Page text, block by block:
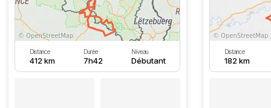
Distance
412 km
Durée
7h42
Niveau
Débutant
Distance
182 km